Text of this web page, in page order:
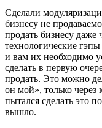
Сделали
бизнесу не
продать бизнесу даже
технологические
и вам их необходимо
сделать в первую
продать. Это можно
он мой», только
пытался сделать это
вышло.